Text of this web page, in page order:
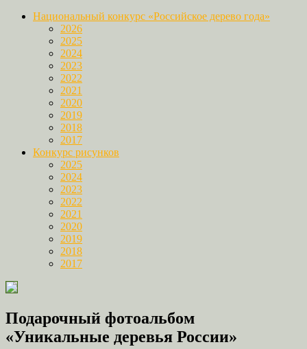
Национальный конкурс «Российское дерево года»
2026
2025
2024
2023
2022
2021
2020
2019
2018
2017
Конкурс рисунков
2025
2024
2023
2022
2021
2020
2019
2018
2017
Подарочный фотоальбом
«Уникальные деревья России»